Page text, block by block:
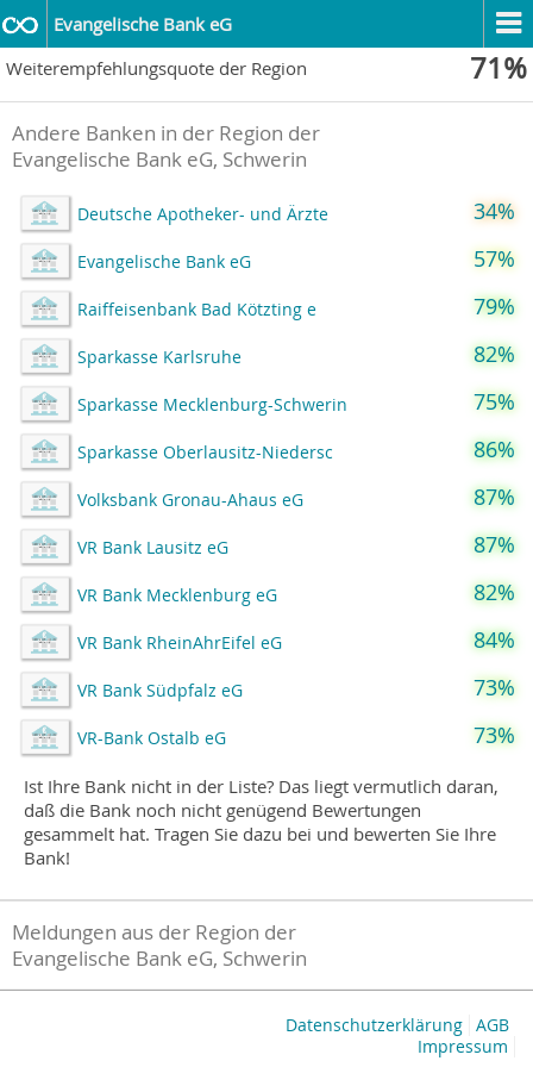
Evangelische Bank eG
Weiterempfehlungsquote der Region
71%
Andere Banken in der Region der
Evangelische Bank eG, Schwerin
Deutsche Apotheker- und Ärzte 34%
Evangelische Bank eG 57%
Raiffeisenbank Bad Kötzting e 79%
Sparkasse Karlsruhe 82%
Sparkasse Mecklenburg-Schwerin 75%
Sparkasse Oberlausitz-Niedersc 86%
Volksbank Gronau-Ahaus eG 87%
VR Bank Lausitz eG 87%
VR Bank Mecklenburg eG 82%
VR Bank RheinAhrEifel eG 84%
VR Bank Südpfalz eG 73%
VR-Bank Ostalb eG 73%
Ist Ihre Bank nicht in der Liste? Das liegt vermutlich daran,
daß die Bank noch nicht genügend Bewertungen
gesammelt hat. Tragen Sie dazu bei und bewerten Sie Ihre
Bank!
Meldungen aus der Region der
Evangelische Bank eG, Schwerin
AGB
Datenschutzerklärung
Impressum